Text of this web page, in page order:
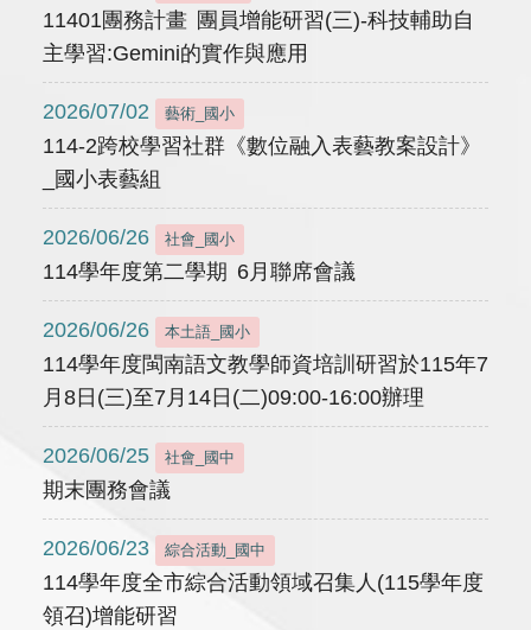
11401團務計畫 團員增能研習(三)-科技輔助自
主學習:Gemini的實作與應用
2026/07/02 藝術_國小
114-2跨校學習社群《數位融入表藝教案設計》
_國小表藝組
2026/06/26 社會_國小
114學年度第二學期 6月聯席會議
2026/06/26 本土語_國小
114學年度閩南語文教學師資培訓研習於115年7
月8日(三)至7月14日(二)09:00-16:00辦理
2026/06/25 社會_國中
期末團務會議
2026/06/23 綜合活動_國中
114學年度全市綜合活動領域召集人(115學年度
領召)增能研習